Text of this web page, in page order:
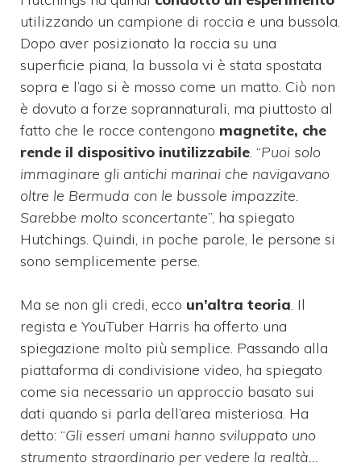
utilizzando un campione di roccia e una bussola.
Dopo aver posizionato la roccia su una
superficie piana, la bussola vi è stata spostata
sopra e l’ago si è mosso come un matto. Ciò non
è dovuto a forze soprannaturali, ma piuttosto al
fatto che le rocce contengono magnetite, che
rende il dispositivo inutilizzabile. “Puoi solo
immaginare gli antichi marinai che navigavano
oltre le Bermuda con le bussole impazzite.
Sarebbe molto sconcertante”, ha spiegato
Hutchings. Quindi, in poche parole, le persone si
sono semplicemente perse.
Ma se non gli credi, ecco un’altra teoria. Il
regista e YouTuber Harris ha offerto una
spiegazione molto più semplice. Passando alla
piattaforma di condivisione video, ha spiegato
come sia necessario un approccio basato sui
dati quando si parla dell’area misteriosa. Ha
detto: “Gli esseri umani hanno sviluppato uno
strumento straordinario per vedere la realtà…